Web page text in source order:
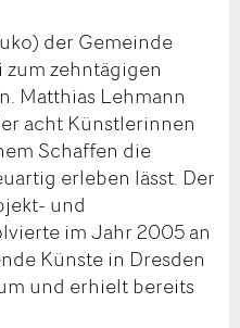
der Gemeinde
zum zehntägigen
Matthias Lehmann
acht Künstlerinnen
Schaffen die
erleben lässt. Der
und
im Jahr 2005 an
Künste in Dresden
und erhielt bereits